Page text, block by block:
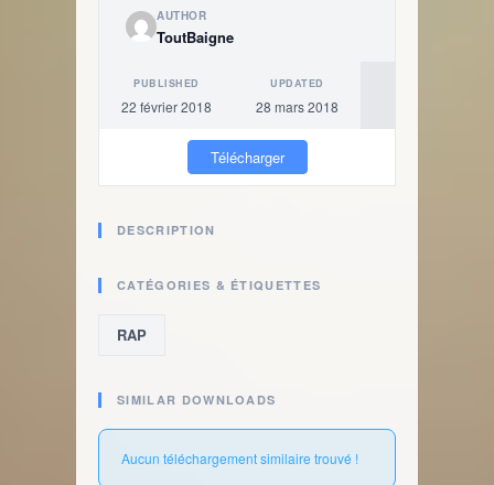
AUTHOR
ToutBaigne
PUBLISHED
22 février 2018
UPDATED
28 mars 2018
Télécharger
DESCRIPTION
CATÉGORIES & ÉTIQUETTES
RAP
SIMILAR DOWNLOADS
Aucun téléchargement similaire trouvé !